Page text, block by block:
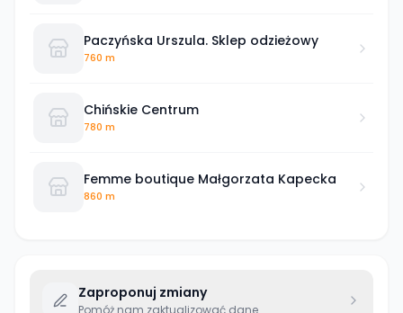
Paczyńska Urszula. Sklep odzieżowy
760 m
Chińskie Centrum
780 m
Femme boutique Małgorzata Kapecka
860 m
Zaproponuj zmiany
Pomóż nam zaktualizować dane